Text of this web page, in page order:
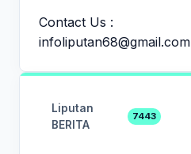
Contact Us :
infoliputan68@gmail.com
Liputan
BERITA
7443